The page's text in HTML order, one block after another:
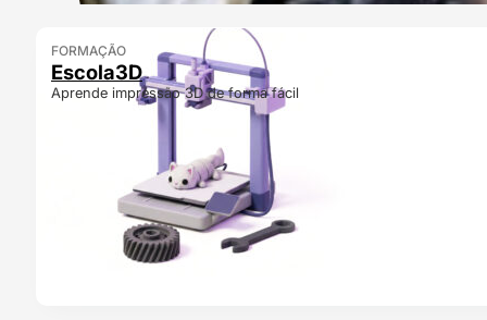
FORMAÇÃO
Escola3D
Aprende impressão 3D de forma fácil